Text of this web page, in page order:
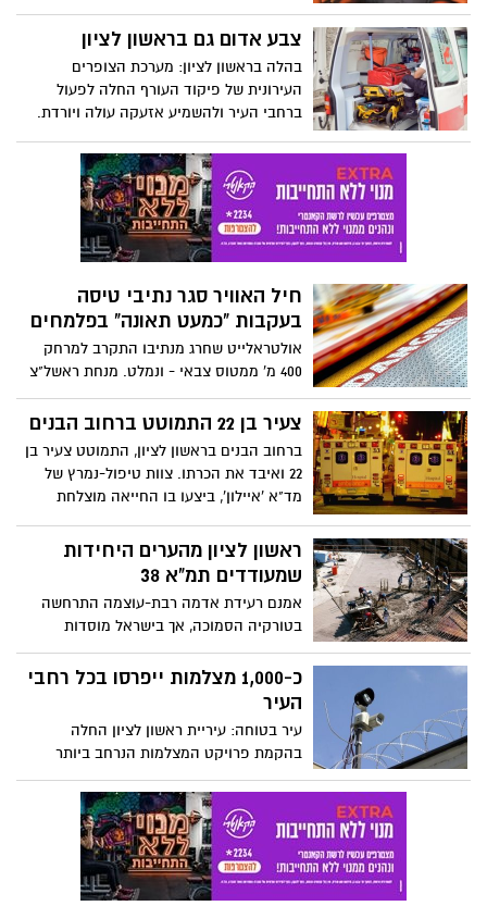
ההפגנות שיתקיימו במוצאי שבת. מובילי
צבע אדום גם בראשון לציון
בהלה בראשון לציון: מערכת הצופרים
העירונית של פיקוד העורף החלה לפעול
ברחבי העיר ולהשמיע אזעקה עולה ויורדת.
המשטרה הגיעו עוד ועוד טלפונים של אזרחים
מבוהלים.
חיל האוויר סגר נתיבי טיסה
בעקבות "כמעט תאונה" בפלמחים
אולטראלייט שחרג מנתיבו התקרב למרחק
400 מ' ממטוס צבאי - ונמלט. מנחת ראשל"צ
הושבת, ו-450 הטייסים האזרחיים במקום
טוענים ל"ענישה קולקטיבית"
צעיר בן 22 התמוטט ברחוב הבנים
ברחוב הבנים בראשון לציון, התמוטט צעיר בן
22 ואיבד את הכרתו. צוות טיפול-נמרץ של
מד"א 'איילון', ביצעו בו החייאה מוצלחת
הרופא'
ראשון לציון מהערים היחידות
שמעודדים תמ"א 38
אמנם רעידת אדמה רבת-עוצמה התרחשה
בטורקיה הסמוכה, אך בישראל מוסדות
התכנון ממשיכים להתמהמה בכל הקשור
לאישורי תוכנית לחיזוק מבנים מפני רעידות
אדמה
כ-1,000 מצלמות ייפרסו בכל רחבי
העיר
עיר בטוחה: עיריית ראשון לציון החלה
בהקמת פרויקט המצלמות הנרחב ביותר
בישראל. כ-1,000 מצלמות שייפרסו ברחבי
העיר ויעבירו מידע למוקד העירוני.